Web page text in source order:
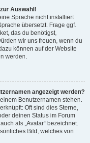
Auswahl!
Sprache nicht installiert
übersetzt. Frage ggf.
das du benötigst,
wir uns freuen, wenn du
können auf der Website
werden.
angezeigt werden?
Benutzernamen stehen.
Oft sind dies Sterne,
deinen Status im Forum
als „Avatar“ bezeichnet.
Bild, welches von